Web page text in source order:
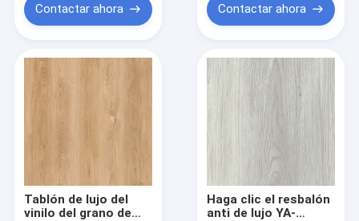
Contactar ahora Contactar ahora
Tablón de lujo del
vinilo del grano de
Haga clic el resbalón
anti de lujo YA-